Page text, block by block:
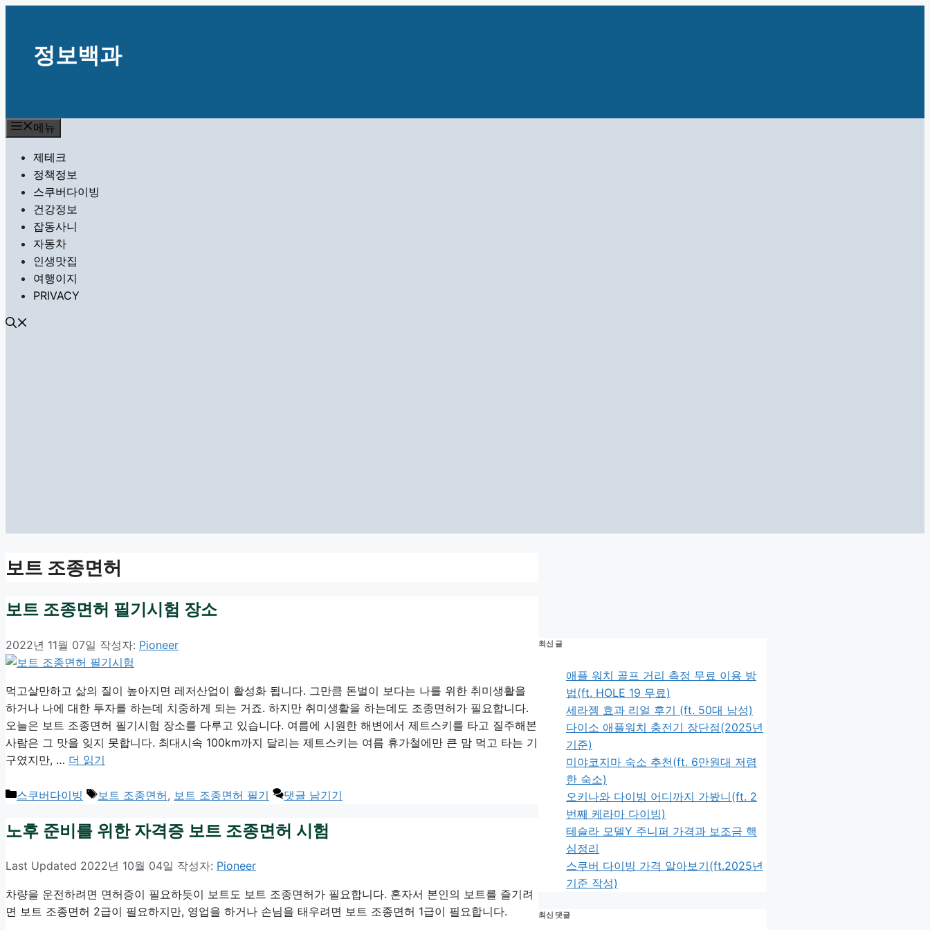
뛰
기
정보백과
메뉴
제테크
정책정보
스쿠버다이빙
건강정보
잡동사니
자동차
인생맛집
여행이지
PRIVACY
보트 조종면허
보트 조종면허 필기시험 장소
2022년 11월 07일 작성자: Pioneer
먹고살만하고 삶의 질이 높아지면 레저산업이 활성화 됩니다. 그만큼 돈벌이 보다는 나를 위한 취미생활을
하거나 나에 대한 투자를 하는데 치중하게 되는 거죠. 하지만 취미생활을 하는데도 조종면허가 필요합니다.
오늘은 보트 조종면허 필기시험 장소를 다루고 있습니다. 여름에 시원한 해변에서 제트스키를 타고 질주해본
사람은 그 맛을 잊지 못합니다. 최대시속 100km까지 달리는 제트스키는 여름 휴가철에만 큰 맘 먹고 타는 기
구였지만, … 더 읽기
카
고
스쿠버다이빙
태
보트 조종면허, 보트 조종면허 필기 댓글 남기기
노후 준비를 위한 자격증 보트 조종면허 시험
2022년 10월 04일 작성자: Pioneer
차량을 운전하려면 면허증이 필요하듯이 보트도 보트 조종면허가 필요합니다. 혼자서 본인의 보트를 즐기려
면 보트 조종면허 2급이 필요하지만, 영업을 하거나 손님을 태우려면 보트 조종면허 1급이 필요합니다.
최신 글
애플 워치 골프 거리 측정 무료 이용 방
법(ft. HOLE 19 무료)
세라젬 효과 리얼 후기 (ft. 50대 남성)
다이소 애플워치 충전기 장단점(2025년
기준)
미야코지마 숙소 추천(ft. 6만원대 저렴
한 숙소)
오키나와 다이빙 어디까지 가봤니(ft. 2
번째 케라마 다이빙)
테슬라 모델Y 주니퍼 가격과 보조금 핵
심정리
스쿠버 다이빙 가격 알아보기(ft.2025년
기준 작성)
최신 댓글